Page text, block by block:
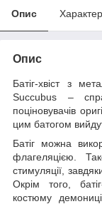
Опис
Опис
Батіг-хвіст з
Succubus –
поціновувачів
цим батогом
Батіг можна
флагеляцією.
стимуляції,
Окрім того,
костюму